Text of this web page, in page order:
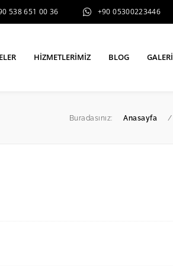
538 651 00 36 +90 05300223446
HIZMETLERIMIZ BLOG GALERI
Buradasınız: Anasayfa /